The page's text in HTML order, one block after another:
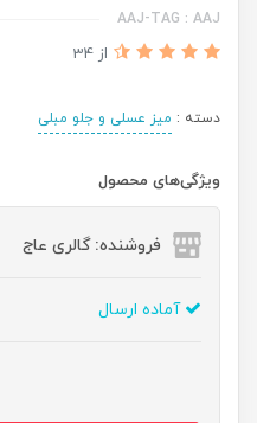
AAJ-TAG : AAJ
از 34
دسته : میز عسلی و جلو مبلی
ویژگی‌های محصول
فروشنده: گالری عاج
آماده ارسال